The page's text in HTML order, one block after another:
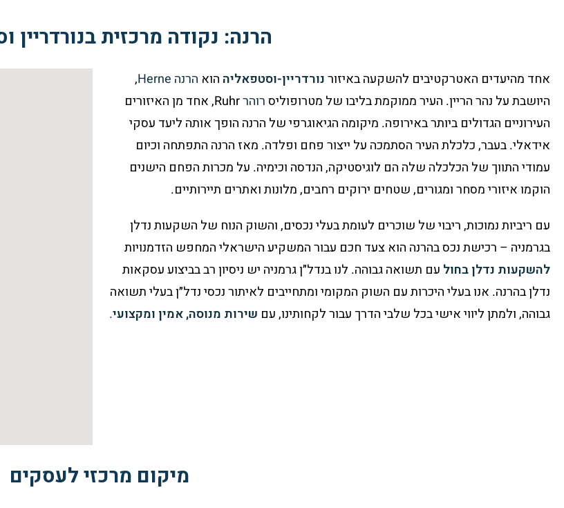
הרנה: נקודה מרכזית בנורדריין
אחד מהיעדים האטרקטיבים להשקעה באיזורנורדריין-וסטפאליה הוא הרנה Herne
,
היושבת על נהר הריין. העיר ממוקמת בליבו של מטרופוליסרוהר
Ruhr, אחד מן האיזורים
העירוניים הגדולים ביותר באירופה. מיקומה הגיאוגרפי של הרנה הופך אותה ליעד עסקי
אידאלי. בעבר, כלכלת העיר הסתמכה על ייצור פחם ופלדה. מאז הרנה התפתחה וכיום
עמודי התווך של הכלכלה שלה הם לוגיסטיקה, הנדסה וכימיה. על מכרות הפחם הישנים
הוקמו איזורי מסחר ומגורים, שטחים ירוקים רחבים, מלונות ואתרים תיירותיים.
עם ריביות נמוכות, ריבוי של שוכרים לעומת בעלי נכסים, והשוק הנוח של השקעות נדלן
בגרמניה – רכישת נכס בהרנה הוא צעד חכם עבור המשקיע הישראלי המחפש הזדמנויות
להשקעות נדלן בחול עם תשואה גבוהה. לנו בנדל״ן גרמניה יש ניסיון רב בביצוע עסקאות
נדלן בהרנה. אנו בעלי היכרות עם השוק המקומי ומתחייבים לאיתור נכסי נדל״ן בעלי תשואה
גבוהה, ולמתן ליווי אישי בכל שלבי הדרך עבור לקחותינו, עם שירות מנוסה, אמין ומקצועי.
מיקום מרכזי לעסקים